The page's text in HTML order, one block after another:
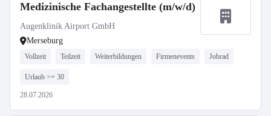
Medizinische Fachangestellte (m/w/d)
Augenklinik Airport GmbH
Merseburg
Vollzeit Teilzeit Weiterbildungen Firmenevents Jobrad
Urlaub >= 30
28.07.2026